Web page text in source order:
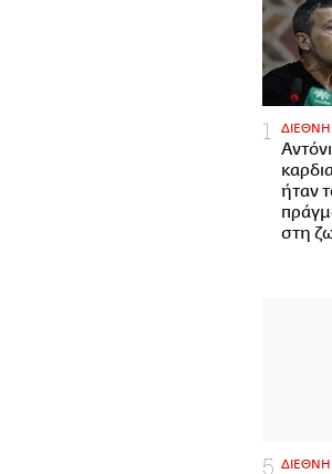
ΔΙΕΘΝΗ
ήταν
στη
ΔΙΕΘΝΗ